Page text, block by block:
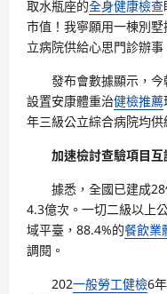
取水瓶座的全身健康檢查
市值！我寧願用一棟別
立病院供給心思門診辦事
發布會數據顯示，
設置安康體重治健檢推薦
年三級公立綜合病院均
加速檢討查驗項目
據悉，全國已建成
4.3億次。一切二級以上
域平臺，88.4%的餐飲業
調閱。
202一般勞工健檢6